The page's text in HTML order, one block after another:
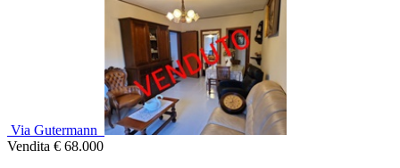
Via Gutermann
Vendita € 68.000